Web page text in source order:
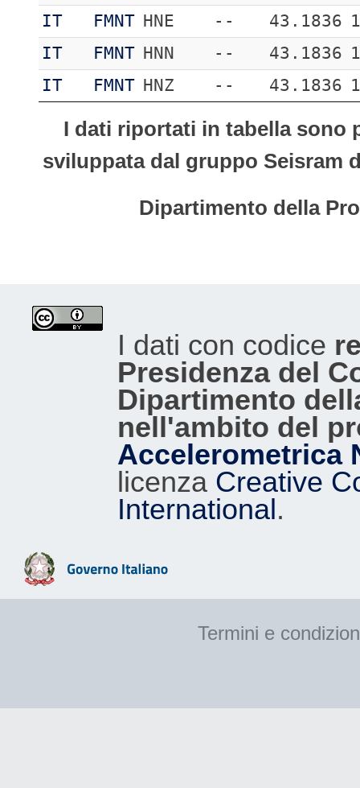
IT
FMNT HNE -- 43.1836
IT
FMNT HNN -- 43.1836
IT
FMNT HNZ -- 43.1836
I dati riportati in tabella sono
sviluppata dal gruppo Seisram
Dipartimento della
I dati con codice
Presidenza del
Dipartimento
nell'ambito del
Accelerometrica
licenza Creative
International.
Termini e